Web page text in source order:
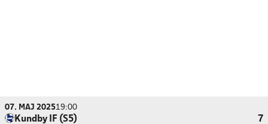
07. MAJ 202519:00
Kundby IF (S5)
7